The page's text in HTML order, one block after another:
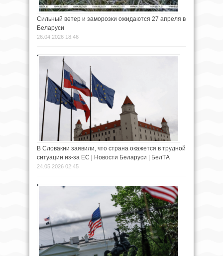
Сильный ветер и заморозки ожидаются 27 апреля в
Беларуси
26.04.2026 18:46
В Словакии заявили, что страна окажется в трудной
ситуации из-за ЕС | Новости Беларуси | БелТА
24.05.2026 02:45